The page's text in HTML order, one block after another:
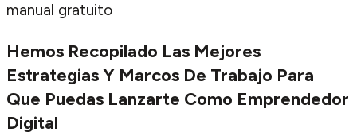
manual gratuito
Hemos Recopilado Las Mejores
Estrategias Y Marcos De Trabajo Para
Que Puedas Lanzarte Como Emprendedor
Digital